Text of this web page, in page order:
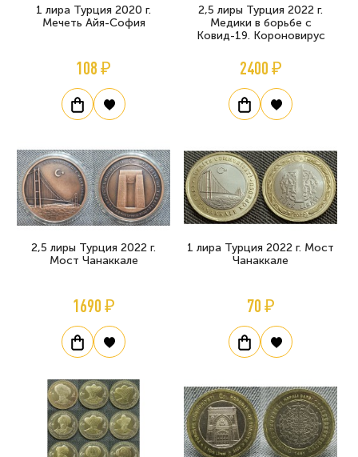
1 лира Турция 2020 г.
Мечеть Айя-София
108 ₽
2,5 лиры Турция 2022 г.
Медики в борьбе с
Ковид-19. Короновирус
2400 ₽
2,5 лиры Турция 2022 г.
Мост Чанаккале
1690 ₽
1 лира Турция 2022 г. Мост
Чанаккале
70 ₽